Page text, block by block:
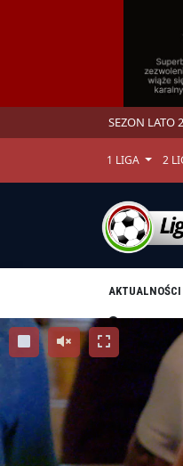
SEZON LATO
1 LIGA 2
AKTUALNOŚCI